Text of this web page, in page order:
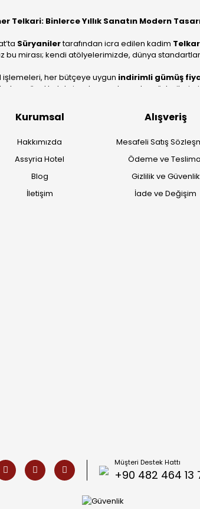
Telkari: Binlerce Yıllık Sanatın Modern
Süryanilertarafından icra edilen kadim
bu mirası; kendi atölyelerimizde, dünya
işlemeleri, her bütçeye uygun indirimli gümüş
hem özel koleksiyonlarımızı hem de
Kurumsal
Hakkımızda
Assyria Hotel
Blog
İletişim
Alışveriş
Mesafeli Satış
Ödeme ve
Gizlilik ve Güvenlik
İade ve Değişim
Müşteri Destek Hattı
+90 482 464 13